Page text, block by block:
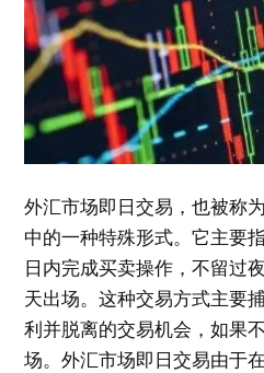
外汇市场即日交易，也被称
中的一种特殊形式。它主要
日内完成买卖操作，不留过
天出场。这种交易方式主要
利并脱离的交易机会，如果
场。外汇市场即日交易由于